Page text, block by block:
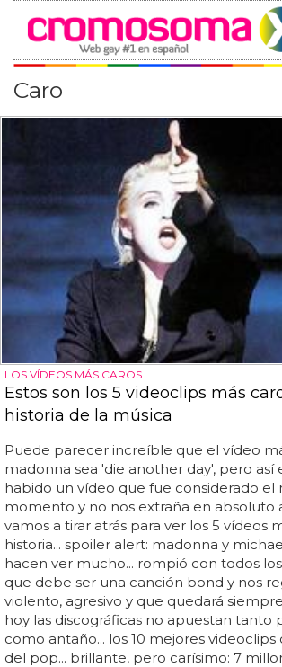
Caro
LOS VÍDEOS MÁS CAROS
Estos son los 5 videoclips más
historia de la música
Puede parecer increíble que el vídeo
madonna sea 'die another day', pero así
habido un vídeo que fue considerado el
momento y no nos extraña en absoluto
vamos a tirar atrás para ver los 5 vídeos
historia... spoiler alert: madonna y
hacen ver mucho... rompió con todos
que debe ser una canción bond y nos
violento, agresivo y que quedará
hoy las discográficas no apuestan tanto
como antaño... los 10 mejores
del pop... brillante, pero carísimo: 7